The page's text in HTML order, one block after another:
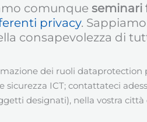
comunque seminari
privacy.
consapevolezza di
dei ruoli
sicurezza ICT; contattateci
designati), nella vostra